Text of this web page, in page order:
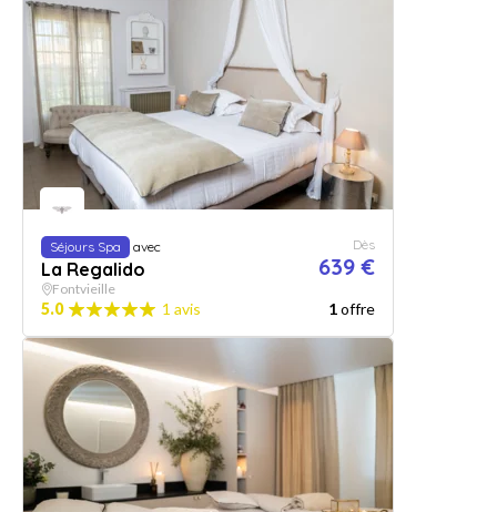
Séjours Spa avec
La Regalido
Dès
639 €
Fontvieille
5.0 1 avis 1offre